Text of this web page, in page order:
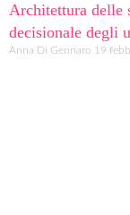
Architettura delle
decisionale degli
Anna Di Gennaro 19